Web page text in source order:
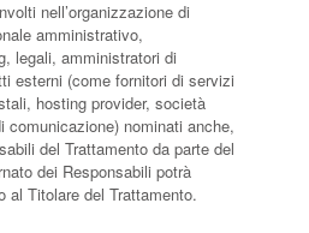
nell’organizzazione di
amministrativo,
legali, amministratori di
esterni (come fornitori di servizi
hosting provider, società
comunicazione) nominati anche,
del Trattamento da parte del
dei Responsabili potrà
al Titolare del Trattamento.